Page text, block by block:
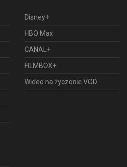
Disney+
HBO Max
CANAL+
FILMBOX+
Wideo na życzenie VOD